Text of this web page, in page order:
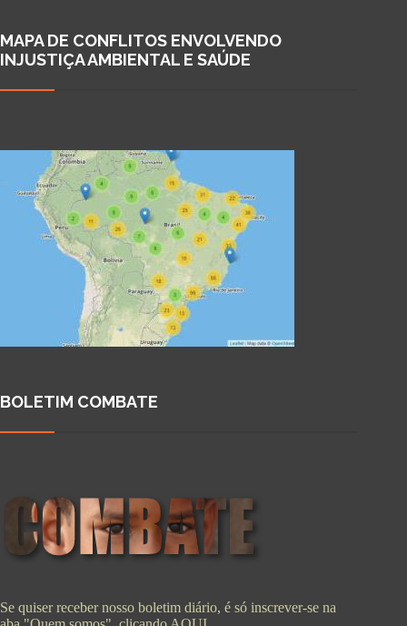
MAPA DE CONFLITOS ENVOLVENDO
INJUSTIÇA AMBIENTAL E SAÚDE
BOLETIM COMBATE
Se quiser receber nosso boletim diário, é só inscrever-se na